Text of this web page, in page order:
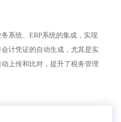
系统、ERP系统的集成，实现
计凭证的自动生成，尤其是实
上传和比对，提升了税务管理